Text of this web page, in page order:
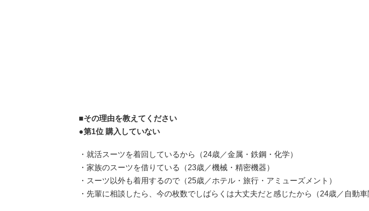
■その理由を教えてください
●第1位 購入していない
・就活スーツを着回しているから（24歳／金属・鉄鋼・化学）
・家族のスーツを借りている（23歳／機械・精密機器）
・スーツ以外も着用するので（25歳／ホテル・旅行・アミューズメント）
・先輩に相談したら、今の枚数でしばらくは大丈夫だと感じたから（24歳／自動車